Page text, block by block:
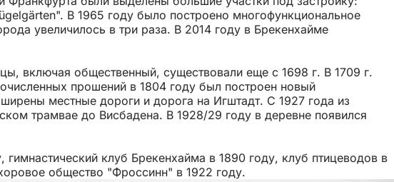
В 1965 году было построено многофункциональное
увеличилось в три раза. В 2014 году в Брекенхайме
включая общественный, существовали еще с 1698 г. В 1709 г.
прошений в 1804 году был построен новый
местные дороги и дорога на Игштадт. С 1927 года из
трамвае до Висбадена. В 1928/29 году в деревне появился
клуб Брекенхайма в 1890 году, клуб птицеводов в
общество "Фроссинн" в 1922 году.